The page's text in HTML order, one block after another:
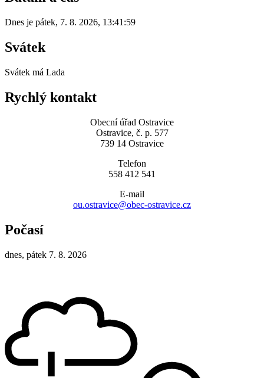
Dnes je pátek, 7. 8. 2026, 13:41:59
Svátek
Svátek má Lada
Rychlý kontakt
Obecní úřad Ostravice
Ostravice, č. p. 577
739 14 Ostravice
Telefon
558 412 541
E-mail
ou.ostravice@obec-ostravice.cz
Počasí
dnes, pátek 7. 8. 2026